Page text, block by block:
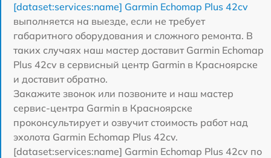
[dataset:services:name] Garmin Echomap Plus 42cv
выполняется на выезде, если не требует
габаритного оборудования и сложного ремонта. В
таких случаях наш мастер доставит Garmin Echomap
Plus 42cv в сервисный центр Garmin в Красноярске
и доставит обратно.
Закажите звонок или позвоните и наш мастер
сервис-центра Garmin в Красноярске
проконсультирует и озвучит стоимость работ над
эхолота Garmin Echomap Plus 42cv.
[dataset:services:name] Garmin Echomap Plus 42cv по